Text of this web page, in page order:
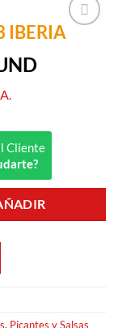
Añadir a
IBERIA
Cliente
, Picantes y Salsas